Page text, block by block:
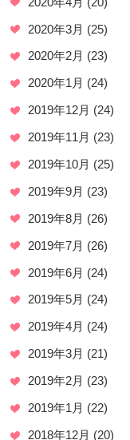
2020年3月 (25)
2020年2月 (23)
2020年1月 (24)
2019年12月 (24)
2019年11月 (23)
2019年10月 (25)
2019年9月 (23)
2019年8月 (26)
2019年7月 (26)
2019年6月 (24)
2019年5月 (24)
2019年4月 (24)
2019年3月 (21)
2019年2月 (23)
2019年1月 (22)
2018年12月 (20)